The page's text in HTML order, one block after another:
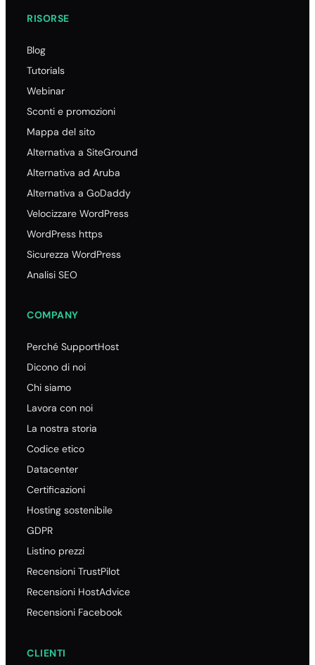
RISORSE
Blog
Tutorials
Webinar
Sconti e promozioni
Mappa del sito
Alternativa a SiteGround
Alternativa ad Aruba
Alternativa a GoDaddy
Velocizzare WordPress
WordPress https
Sicurezza WordPress
Analisi SEO
COMPANY
Perché SupportHost
Dicono di noi
Chi siamo
Lavora con noi
La nostra storia
Codice etico
Datacenter
Certificazioni
Hosting sostenibile
GDPR
Listino prezzi
Recensioni TrustPilot
Recensioni HostAdvice
Recensioni Facebook
CLIENTI